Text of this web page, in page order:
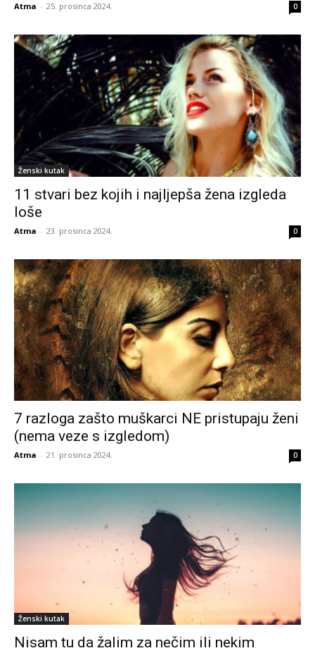
Atma - 25. prosinca 2024. 0
Ženski kutak
11 stvari bez kojih i najljepša žena izgleda
loše
Atma - 23. prosinca 2024. 0
7 razloga zašto muškarci NE pristupaju ženi
(nema veze s izgledom)
Atma - 21. prosinca 2024. 0
Ženski kutak
Nisam tu da žalim za nečim ili nekim